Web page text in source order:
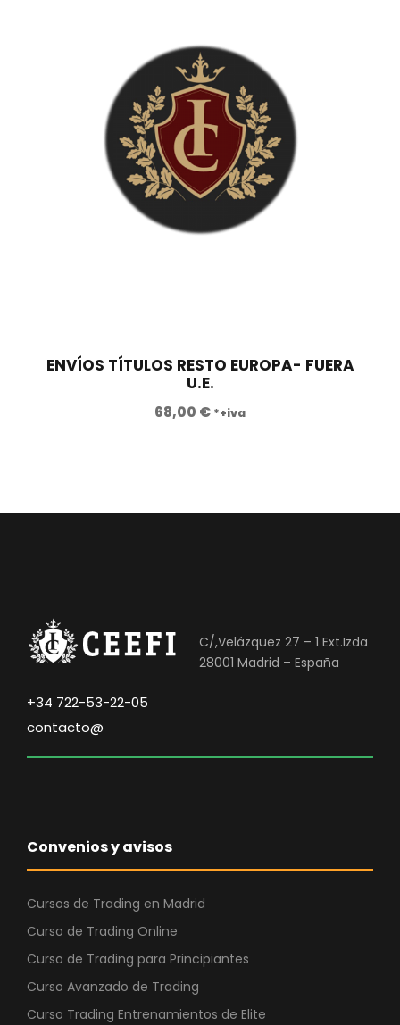
6
0
,
0
€
.
ENVÍOS TÍTULOS RESTO EUROPA- FUERA
U.E.
68,00 € *+iva
C/,Velázquez 27 – 1 Ext.Izda
28001 Madrid – España
+34 722-53-22-05
contacto@
Convenios y avisos
Cursos de Trading en Madrid
Curso de Trading Online
Curso de Trading para Principiantes
Curso Avanzado de Trading
Curso Trading Entrenamientos de Elite